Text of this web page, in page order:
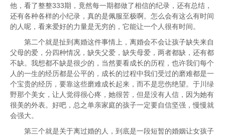
他，看了整整333期，竟然每一期都做了相信的纪录，还有总结，
还有各种各样的小纪录，真的是佩服至极啊。怎么会有这么有时间
的人呢，看来爱好的力量是无穷的，它能让一个人很有时间。
第二个就是扯到离婚这件事情上，离婚会不会让孩子缺失来自
父母的爱，分四种情况，缺失父爱，缺失母爱，两者都缺，还有都
不缺。我想都不缺是很少的，当然要看成长的历程，也许我们每个
人的一生的经历都是公平的，成长的过程中我们受过的磨难都是一
个宝贵的经历，要靠这些磨难成长起来，而不是悲伤绝望。于川绿
野那个美女，让人觉得很心疼，她很苦，但是没有人信，因为她有
很美的外表。好吧，总之单亲家庭的孩子一定要自信坚强，慢慢就
会强大。
第三个就是关于离过婚的人，到底是一段短暂的婚姻让女孩子